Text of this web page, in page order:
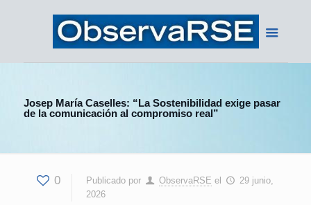
Josep María Caselles: “La Sostenibilidad exige pasar
de la comunicación al compromiso real”
0 Publicado por ObservaRSE el
29 junio,
2026